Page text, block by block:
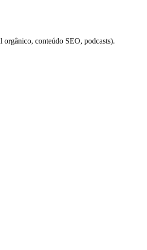
orgânico, conteúdo SEO, podcasts).